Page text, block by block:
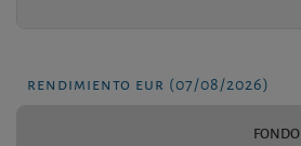
rendimiento eur (07/08/2026)
FONDO